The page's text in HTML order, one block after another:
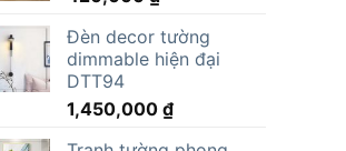
Đèn decor tường
dimmable hiện đại
DTT94
1,450,000 ₫